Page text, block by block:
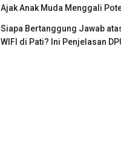
Ajak Anak Muda Menggali
Siapa Bertanggung Jawab
WIFI di Pati? Ini Penjelasan